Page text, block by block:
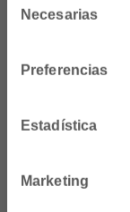
Necesarias
Preferencias
Estadística
MarketingPrim Kalea,